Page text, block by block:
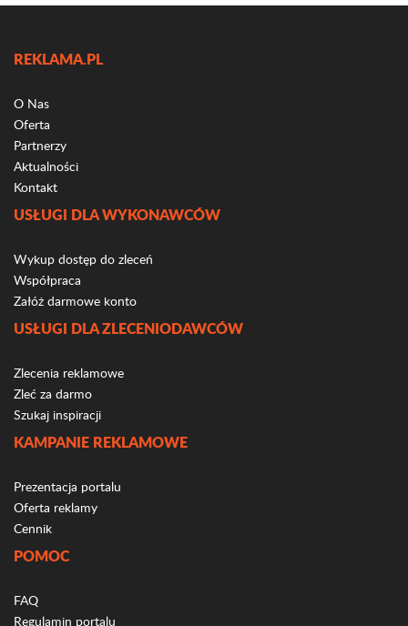
REKLAMA.PL
O Nas
Oferta
Partnerzy
Aktualności
Kontakt
USŁUGI DLA WYKONAWCÓW
Wykup dostęp do zleceń
Współpraca
Załóż darmowe konto
USŁUGI DLA ZLECENIODAWCÓW
Zlecenia reklamowe
Zleć za darmo
Szukaj inspiracji
KAMPANIE REKLAMOWE
Prezentacja portalu
Oferta reklamy
Cennik
POMOC
FAQ
Regulamin portalu